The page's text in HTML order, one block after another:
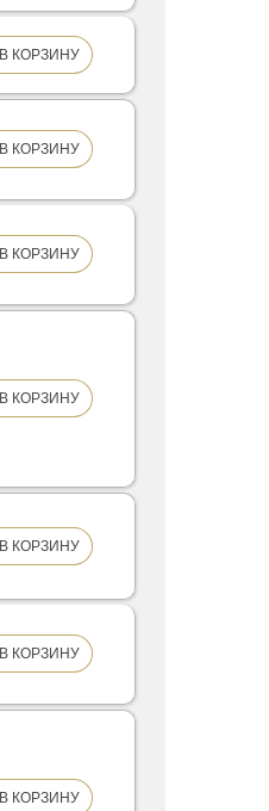
В КОРЗИНУ
В КОРЗИНУ
В КОРЗИНУ
В КОРЗИНУ
В КОРЗИНУ
В КОРЗИНУ
В КОРЗИНУ